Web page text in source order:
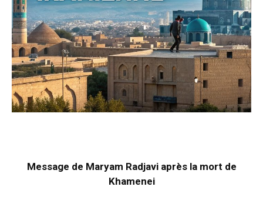
Message de Maryam Radjavi après la mort de
Khamenei